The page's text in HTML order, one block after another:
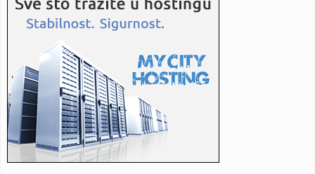
14:13: Miletić: Problemi u zdravstvu nisu vezani za jedan grad,
svugde ...
14:12:
se
14:12:Mrlje od lubenice na majici su vam pokvarile dan? Uz ovaj
trik bi...
14:12:Poznate plate igrača Makabija – Madar igra za 2 miliona,
Lundb...
14:12:Banjalučki "Ćevap fest" od 1. do 14. septembra